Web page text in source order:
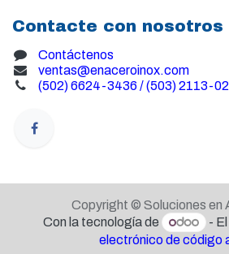
Contacte con nosotros
Contáctenos
ventas@enaceroinox.com
(502) 6624-3436 / (503) 2113-
Copyright © Soluciones en
Con la tecnología de
- El
electrónico de código